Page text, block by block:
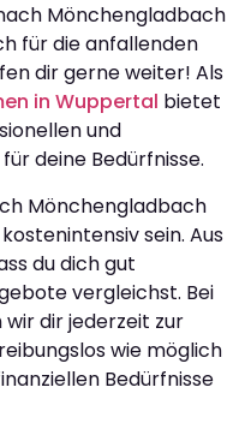
Mönchengladbach
für die anfallenden
dir gerne weiter! Als
in Wuppertal bietet
und
für deine Bedürfnisse.
Mönchengladbach
sein. Aus
du dich gut
vergleichst. Bei
dir jederzeit zur
wie möglich
Bedürfnisse